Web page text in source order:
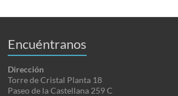
Encuéntranos
Dirección
Torre de Cristal Planta 18
Paseo de la Castellana 259 C